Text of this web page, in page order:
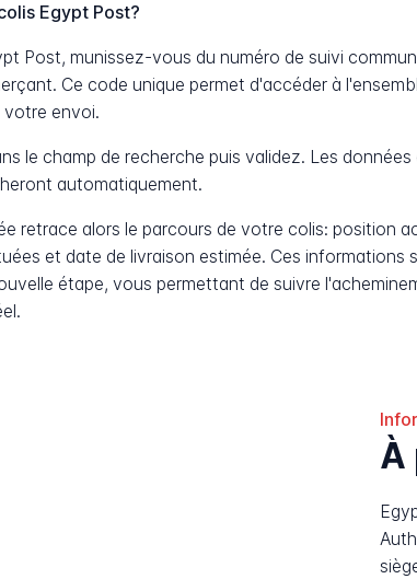
Egypt Post?
Post, munissez-vous du numéro de suivi
Ce code unique permet d'accéder à
votre envoi.
le champ de recherche puis validez. Les données
automatiquement.
retrace alors le parcours de votre colis: position
et date de livraison estimée. Ces informations
étape, vous permettant de suivre
À